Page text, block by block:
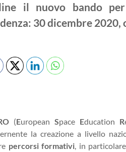
il nuovo bando
30 dicembre 2020,
(EuropeanSpace Education R
la creazione a livello
percorsi formativi, in